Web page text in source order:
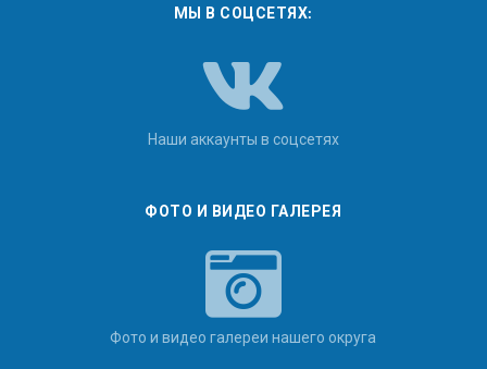
МЫ В СОЦСЕТЯХ:
Наши аккаунты в соцсетях
ФОТО И ВИДЕО ГАЛЕРЕЯ
Фото и видео галереи нашего округа